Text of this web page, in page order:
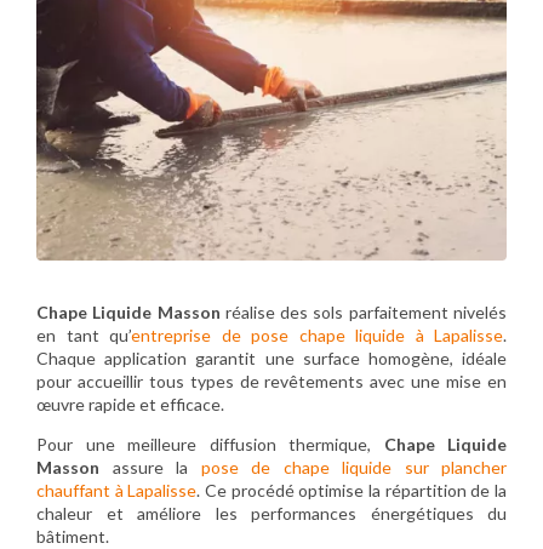
Chape Liquide Masson réalise des sols parfaitement nivelés
en tant qu’entreprise de pose chape liquide à Lapalisse.
Chaque application garantit une surface homogène, idéale
pour accueillir tous types de revêtements avec une mise en
œuvre rapide et efficace.
Pour une meilleure diffusion thermique, Chape Liquide
Masson assure la pose de chape liquide sur plancher
chauffant à Lapalisse. Ce procédé optimise la répartition de la
chaleur et améliore les performances énergétiques du
bâtiment.